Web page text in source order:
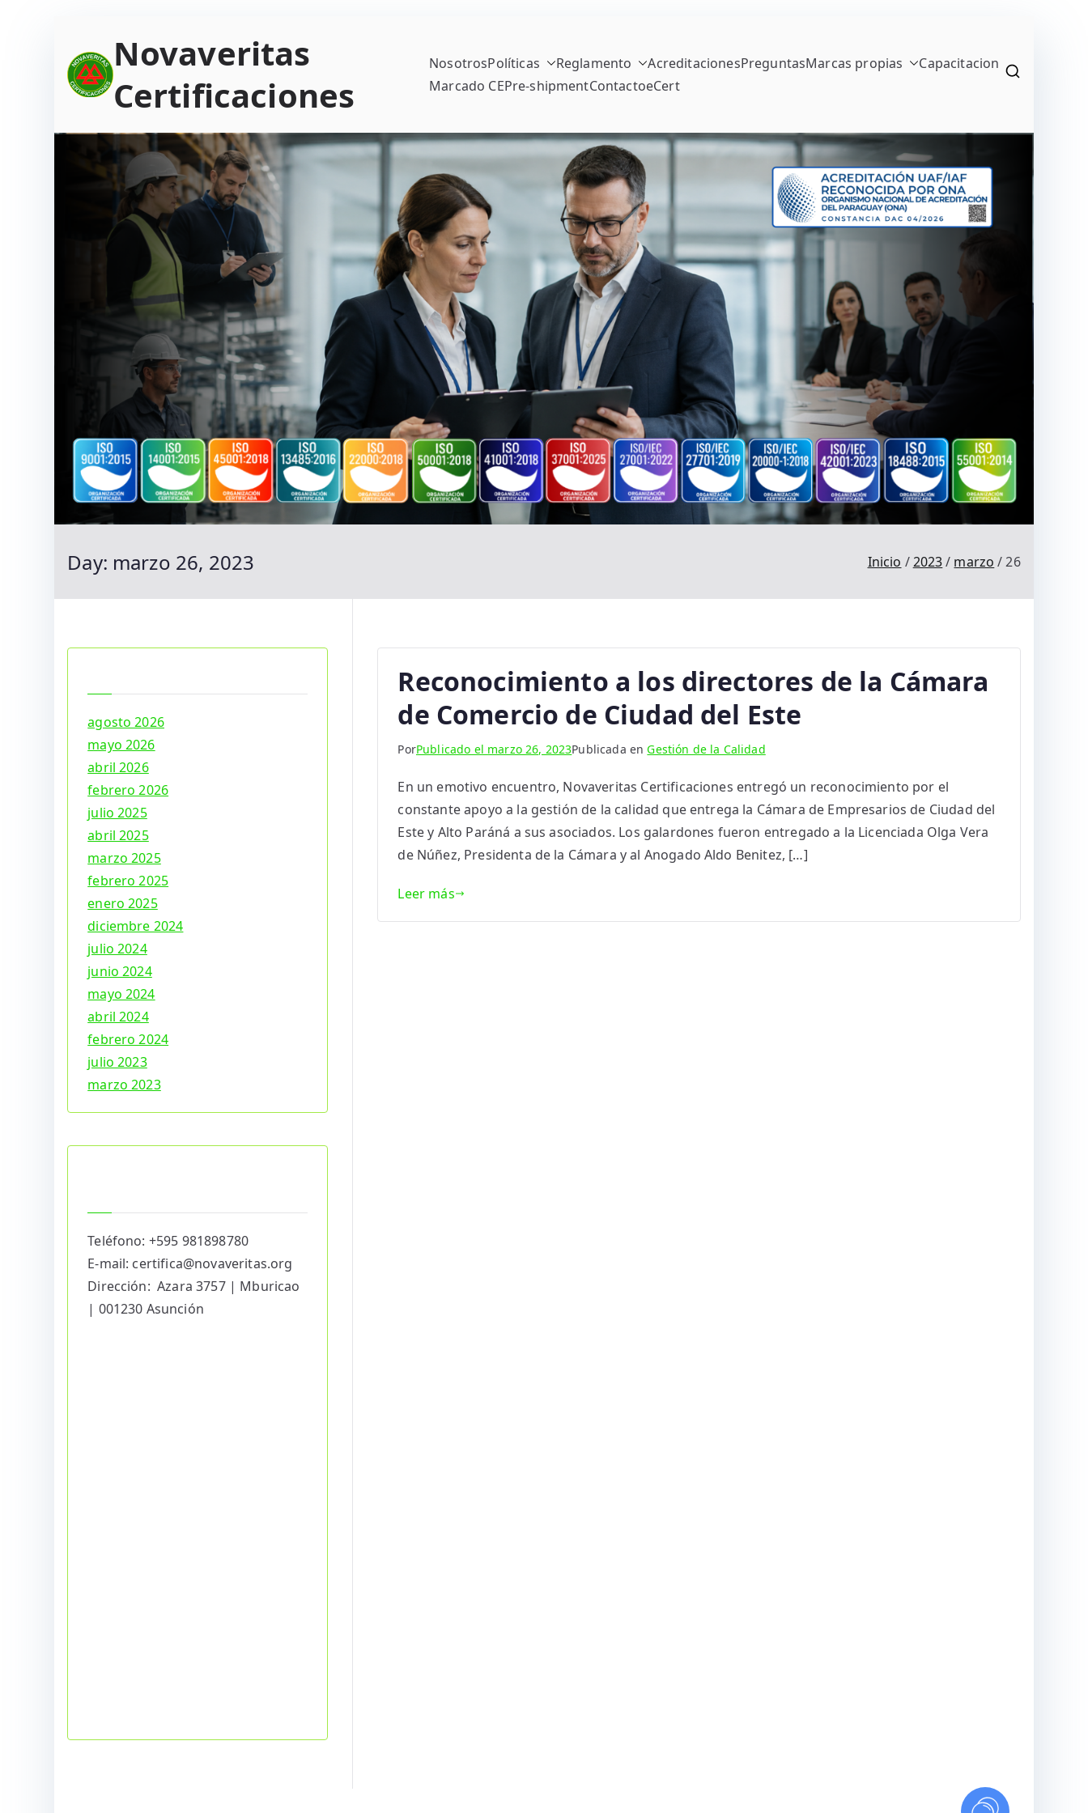
contenidoNovaveritas
Certificaciones
NosotrosPolíticas Reglamento AcreditacionesPreguntasMarcas propias
Capacitacion
Marcado CEPre-shipmentContactoeCert
Day: marzo 26, 2023 Inicio 2023 marzo 26
Reconocimiento a los directores de la Cámara
de Comercio de Ciudad del Este
PorPublicado el marzo 26, 2023Publicada enGestión de la Calidad
En un emotivo encuentro, Novaveritas Certificaciones entregó un reconocimiento por el
constante apoyo a la gestión de la calidad que entrega la Cámara de Empresarios de Ciudad del
Este y Alto Paráná a sus asociados. Los galardones fueron entregado a la Licenciada Olga Vera
de Núñez, Presidenta de la Cámara y al Anogado Aldo Benitez, […]
Leer más
agosto 2026
mayo 2026
abril 2026
febrero 2026
julio 2025
abril 2025
marzo 2025
febrero 2025
enero 2025
diciembre 2024
julio 2024
junio 2024
mayo 2024
abril 2024
febrero 2024
julio 2023
marzo 2023
Teléfono: +595 981898780
E-mail: certifica@novaveritas.org
Dirección: Azara 3757 | Mburicao
| 001230 Asunción